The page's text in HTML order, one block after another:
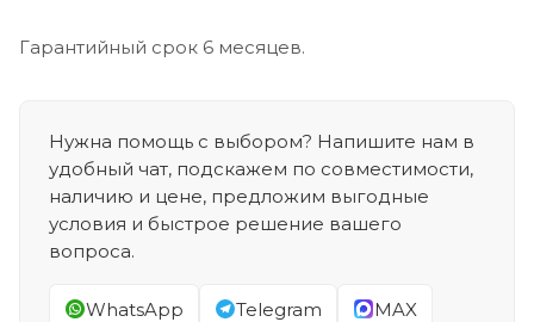
Гарантийный срок 6 месяцев.
Нужна помощь с выбором? Напишите нам в
удобный чат, подскажем по совместимости,
наличию и цене, предложим выгодные
условия и быстрое решение вашего
вопроса.
WhatsApp Telegram MAX